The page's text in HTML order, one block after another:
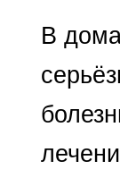
В